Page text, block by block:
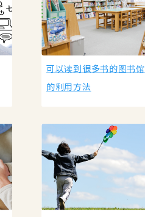
可以读到很多书的图书馆
的利用方法